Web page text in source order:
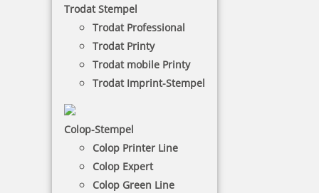
Trodat Stempel
Trodat Professional
Trodat Printy
Trodat mobile Printy
Trodat Imprint-Stempel
Colop-Stempel
Colop Printer Line
Colop Expert
Colop Green Line
NACH WUNSCHSTEMPEL FILTERN
€-
8 Artikel in der Kategorie